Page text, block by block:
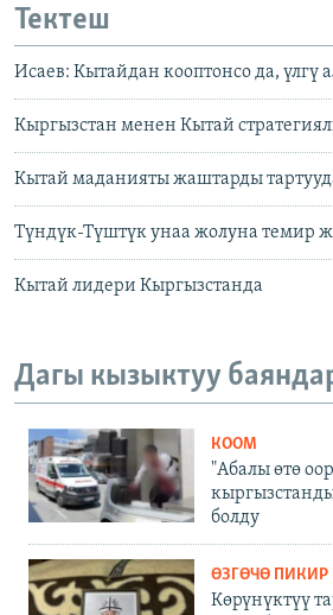
Тектеш
Исаев: Кытайдан кооптонсо да, үлгү
Кыргызстан менен Кытай
Кытай маданияты жаштарды
Түндүк-Түштүк унаа жолуна темир
Кытай лидери Кыргызстанда
Дагы кызыктуу
КООМ
"Абалы өтө
болду
ӨЗГӨЧӨ ПИКИР
Көрүнүктүү